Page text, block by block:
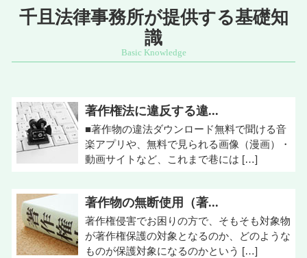
千且法律事務所が提供する基礎知
識
著作権法に違反する違...
■著作物の違法ダウンロード無料で聞ける音
楽アプリや、無料で見られる画像（漫画）・
動画サイトなど、これまで巷には […]
著作物の無断使用（著...
著作権侵害でお困りの方で、そもそも対象物
が著作権保護の対象となるのか、どのような
ものが保護対象になるのかという […]